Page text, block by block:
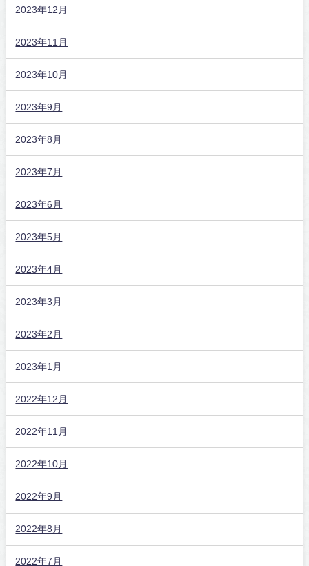
2023年12月
2023年11月
2023年10月
2023年9月
2023年8月
2023年7月
2023年6月
2023年5月
2023年4月
2023年3月
2023年2月
2023年1月
2022年12月
2022年11月
2022年10月
2022年9月
2022年8月
2022年7月